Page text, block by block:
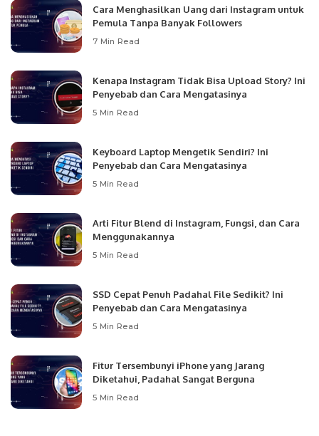
Cara Menghasilkan Uang dari Instagram untuk
Pemula Tanpa Banyak Followers
7 Min Read
Kenapa Instagram Tidak Bisa Upload Story? Ini
Penyebab dan Cara Mengatasinya
5 Min Read
Keyboard Laptop Mengetik Sendiri? Ini
Penyebab dan Cara Mengatasinya
5 Min Read
Arti Fitur Blend di Instagram, Fungsi, dan Cara
Menggunakannya
5 Min Read
SSD Cepat Penuh Padahal File Sedikit? Ini
Penyebab dan Cara Mengatasinya
5 Min Read
Fitur Tersembunyi iPhone yang Jarang
Diketahui, Padahal Sangat Berguna
5 Min Read